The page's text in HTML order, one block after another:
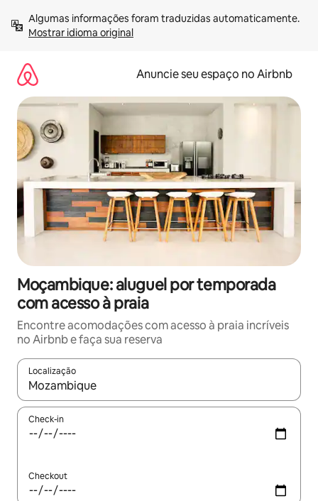
para
Mostrar idioma original
Anuncie seu espaço no Airbnb
Moçambique: aluguel por temporada
com acesso à praia
Encontre acomodações com acesso à praia incríveis
no Airbnb e faça sua reserva
Localização
Quando os resultados estiverem disponíveis, explore-os
Check-in
Checkout